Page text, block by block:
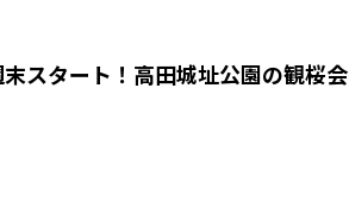
スタート！高田城址公園の観桜会